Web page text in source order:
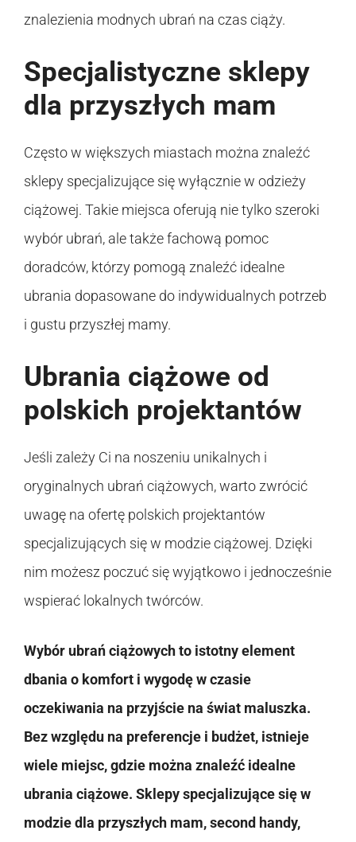
znalezienia modnych ubrań na czas ciąży.
Specjalistyczne sklepy
dla przyszłych mam
Często w większych miastach można znaleźć
sklepy specjalizujące się wyłącznie w odzieży
ciążowej. Takie miejsca oferują nie tylko szeroki
wybór ubrań, ale także fachową pomoc
doradców, którzy pomogą znaleźć idealne
ubrania dopasowane do indywidualnych potrzeb
i gustu przyszłej mamy.
Ubrania ciążowe od
polskich projektantów
Jeśli zależy Ci na noszeniu unikalnych i
oryginalnych ubrań ciążowych, warto zwrócić
uwagę na ofertę polskich projektantów
specjalizujących się w modzie ciążowej. Dzięki
nim możesz poczuć się wyjątkowo i jednocześnie
wspierać lokalnych twórców.
Wybór ubrań ciążowych to istotny element
dbania o komfort i wygodę w czasie
oczekiwania na przyjście na świat maluszka.
Bez względu na preferencje i budżet, istnieje
wiele miejsc, gdzie można znaleźć idealne
ubrania ciążowe. Sklepy specjalizujące się w
modzie dla przyszłych mam, second handy,